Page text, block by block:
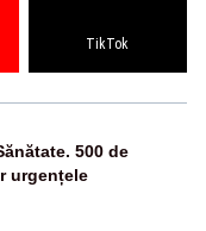
TikTok
500 de
urgențele